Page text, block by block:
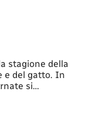
stagione della
e del gatto. In
si…